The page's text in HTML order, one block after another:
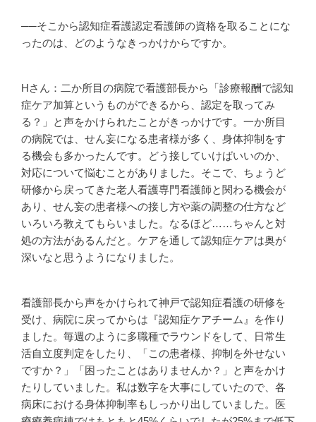
──そこから認知症看護認定看護師の資格を取ることにな
ったのは、どのようなきっかけからですか。
Hさん：二か所目の病院で看護部長から「診療報酬で認知
症ケア加算というものができるから、認定を取ってみ
る？」と声をかけられたことがきっかけです。一か所目
の病院では、せん妄になる患者様が多く、身体抑制をす
る機会も多かったんです。どう接していけばいいのか、
対応について悩むことがありました。そこで、ちょうど
研修から戻ってきた老人看護専門看護師と関わる機会が
あり、せん妄の患者様への接し方や薬の調整の仕方など
いろいろ教えてもらいました。なるほど……ちゃんと対
処の方法があるんだと。ケアを通して認知症ケアは奥が
深いなと思うようになりました。
看護部長から声をかけられて神戸で認知症看護の研修を
受け、病院に戻ってからは『認知症ケアチーム』を作り
ました。毎週のように多職種でラウンドをして、日常生
活自立度判定をしたり、「この患者様、抑制を外せない
ですか？」「困ったことはありませんか？」と声をかけ
たりしていました。私は数字を大事にしていたので、各
病床における身体抑制率もしっかり出していました。医